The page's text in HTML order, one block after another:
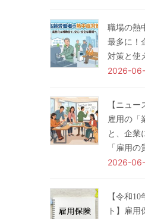
職場の熱
最多に！
対策と使
2026-
【ニュ
雇用の「
と、企業
「雇用の
2026-
【令和
ト】雇用